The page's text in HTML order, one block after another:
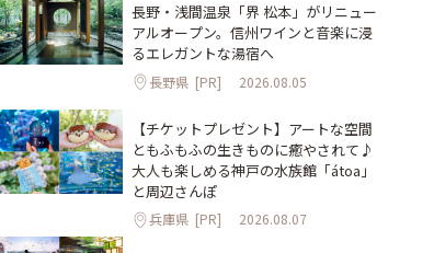
長野・浅間温泉「界 松本」がリニュー
アルオープン。信州ワインと音楽に浸
るエレガントな湯宿へ
長野県 [PR] 2026.08.05
【チケットプレゼント】アートな空間
ともふもふの生きものに癒やされて♪
大人も楽しめる神戸の水族館「átoa」
と周辺さんぽ
兵庫県 [PR] 2026.08.07